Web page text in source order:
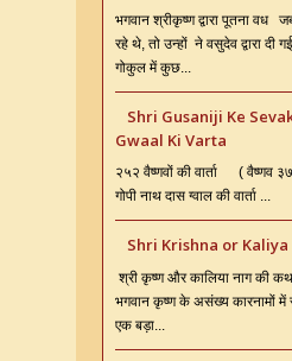
भगवान श्रीकृष्ण द्वारा पूतना वध
रहे थे, तो उन्हों ने वसुदेव द्वारा दी
गोकुल में कुछ...
Shri Gusaniji Ke
Gwaal Ki Varta
२५२ वैष्णवों की वार्ता ( वैष्णव
गोपी नाथ दास ग्वाल की वार्ता ...
Shri Krishna or
श्री कृष्ण और कालिया नाग की
भगवान कृष्ण के असंख्य कारनामों में
एक बड़ा...